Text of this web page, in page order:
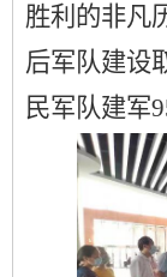
胜利的非凡
后军队建设
民军队建军